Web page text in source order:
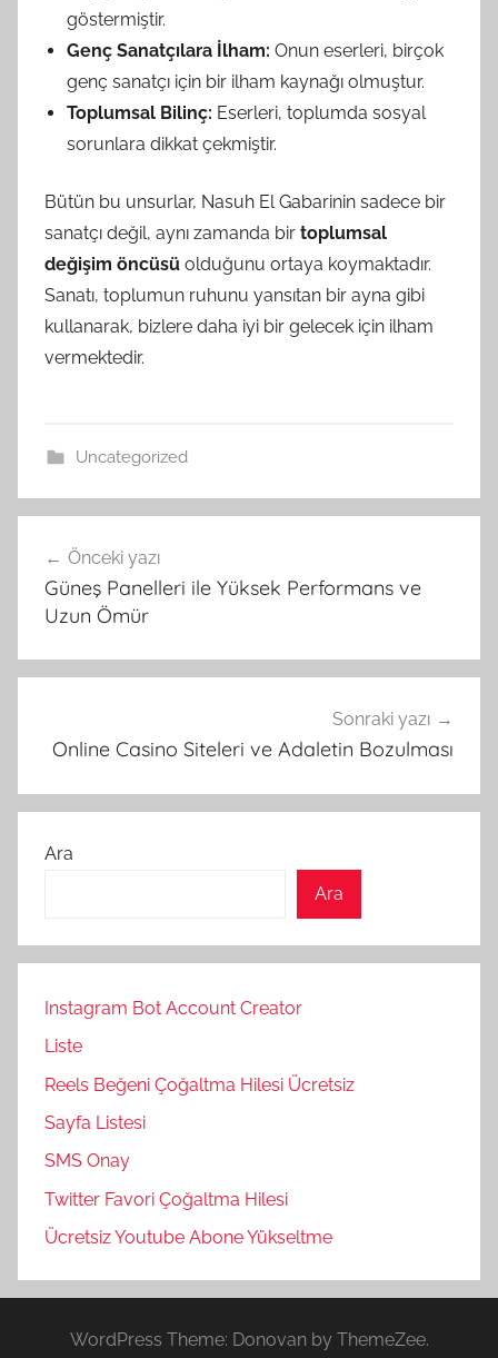
göstermiştir.
Genç Sanatçılara İlham: Onun eserleri, birçok
genç sanatçı için bir ilham kaynağı olmuştur.
Toplumsal Bilinç: Eserleri, toplumda sosyal
sorunlara dikkat çekmiştir.
Bütün bu unsurlar, Nasuh El Gabarinin sadece bir
sanatçı değil, aynı zamanda bir toplumsal
değişim öncüsü olduğunu ortaya koymaktadır.
Sanatı, toplumun ruhunu yansıtan bir ayna gibi
kullanarak, bizlere daha iyi bir gelecek için ilham
vermektedir.
Uncategorized
gezinmesi
Önceki yazı
Güneş Panelleri ile Yüksek Performans ve
Uzun Ömür
Sonraki yazı
Online Casino Siteleri ve Adaletin Bozulması
Ara
Ara
Instagram Bot Account Creator
Liste
Reels Beğeni Çoğaltma Hilesi Ücretsiz
Sayfa Listesi
SMS Onay
Twitter Favori Çoğaltma Hilesi
Ücretsiz Youtube Abone Yükseltme
WordPress Theme: Donovan by ThemeZee.